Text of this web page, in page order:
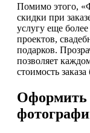
Помимо этого,
скидки при
услугу еще
проектов,
подарков.
позволяет
стоимость
Оформить